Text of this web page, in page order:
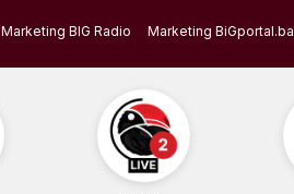
Marketing BIG Radio Marketing BiGportal.ba